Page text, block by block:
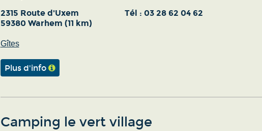
2315 Route d'Uxem
59380 Warhem (11 km)
Tél : 03 28 62 04 62
Gîtes
Plus d'info
Camping le vert village